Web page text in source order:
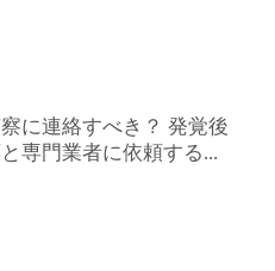
に連絡すべき？ 発覚後
専門業者に依頼する...